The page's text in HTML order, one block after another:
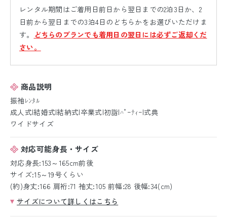
レンタル期間はご着用日前日から翌日までの2泊3日か、2
日前から翌日までの3泊4日のどちらかをお選びいただけま
す。
どちらのプランでも着用日の翌日には必ずご返却くだ
さい。
商品説明
振袖ﾚﾝﾀﾙ
成人式|結婚式|結納式|卒業式|初詣|ﾊﾟｰﾃｨｰ|式典
ワイドサイズ
対応可能身長・サイズ
対応身長:153～165cm前後
サイズ:15～19号くらい
(約)身丈:166 肩裄:71 袖丈:105 前幅:28 後幅:34(cm)
サイズについて詳しくはこちら